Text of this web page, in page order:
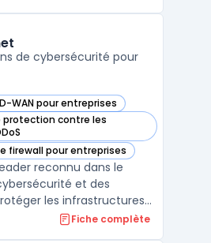
pour les réseaux, le
...de cybersécurité pour
WAN pour entreprises
cette catégorie
protection contre les
cette catégorie
firewall pour entreprises
cette catégorie
reconnu dans le
et des
les infrastructures
Avec son
Fiche complète